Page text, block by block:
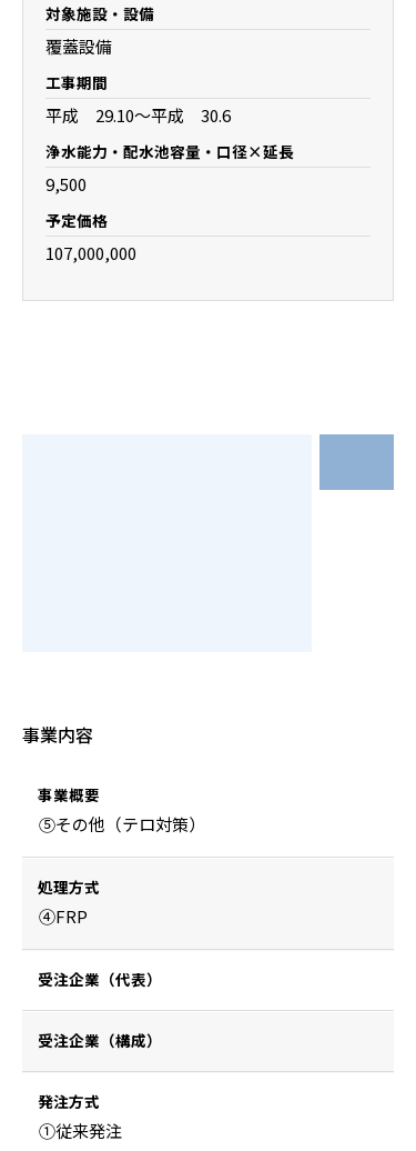
対象施設・設備
覆蓋設備
工事期間
平成 29.10～平成 30.6
浄水能力・配水池容量・口径×延長
9,500
予定価格
107,000,000
事業内容
事業概要
⑤その他（テロ対策）
処理方式
④FRP
受注企業（代表）
受注企業（構成）
発注方式
①従来発注